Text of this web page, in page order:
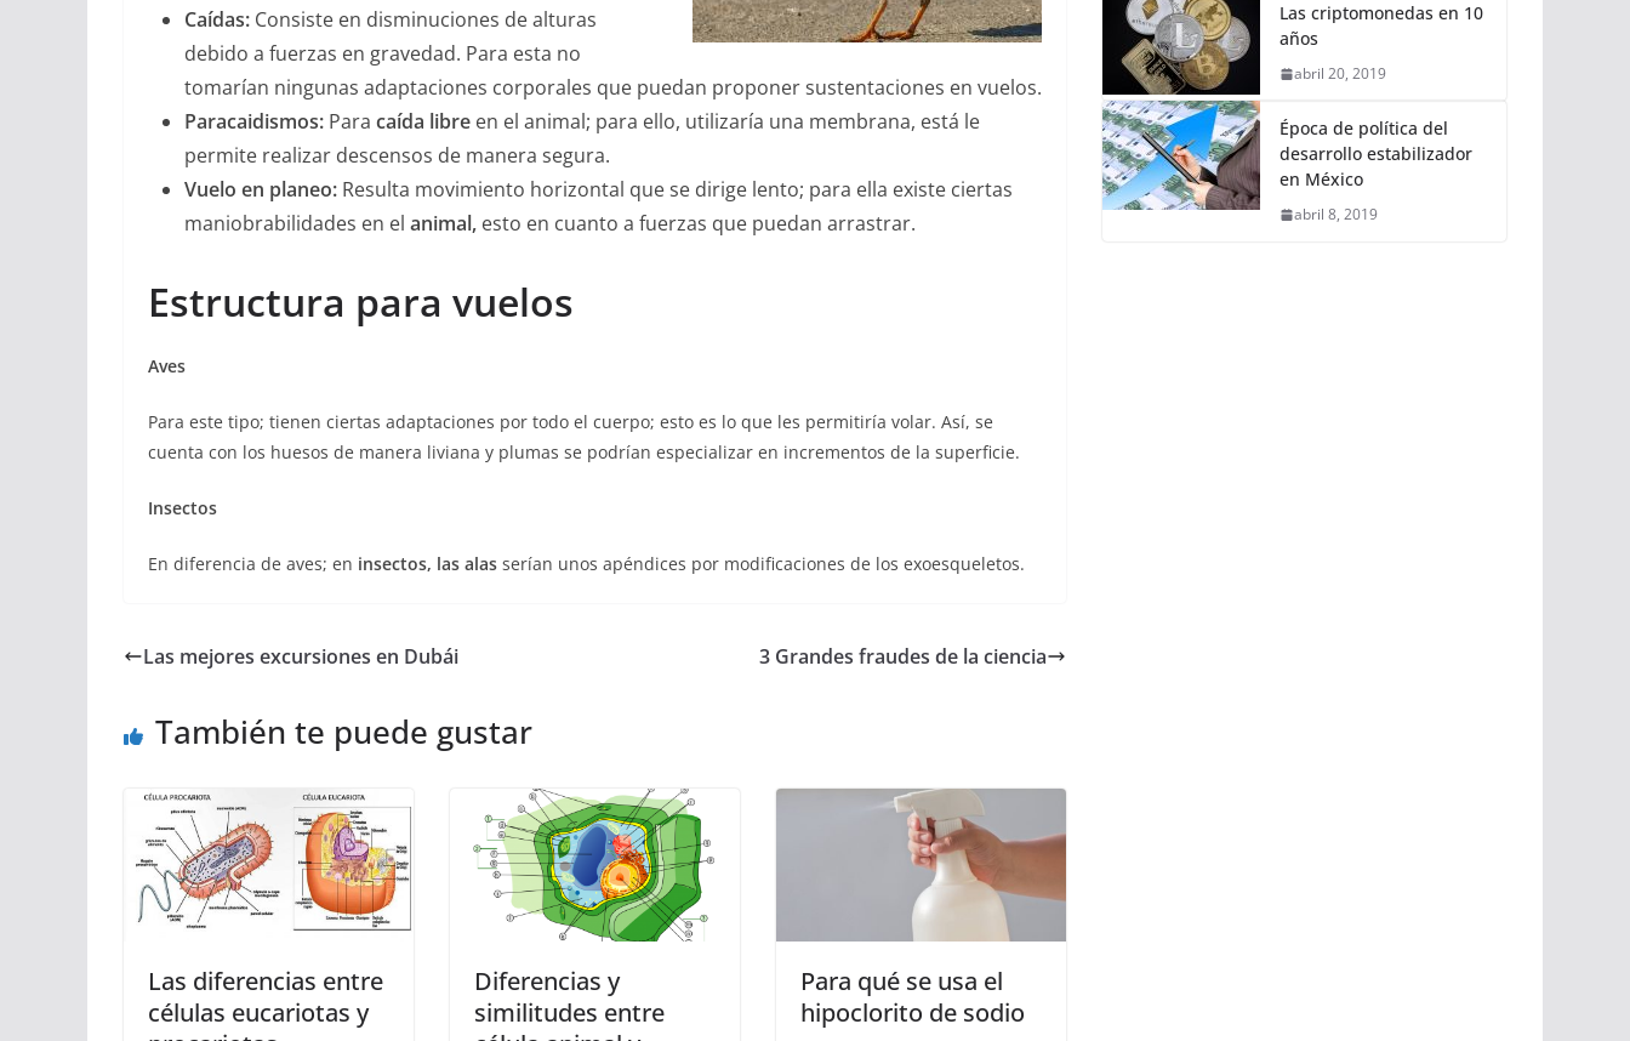
Caídas: Consiste en disminuciones de alturas
debido a fuerzas en gravedad. Para esta no
tomarían ningunas adaptaciones corporales que puedan proponer sustentaciones en vuelos.
Paracaidismos: Para caída libre en el animal; para ello, utilizaría una membrana, está le
permite realizar descensos de manera segura.
Vuelo en planeo: Resulta movimiento horizontal que se dirige lento; para ella existe ciertas
maniobrabilidades en el animal, esto en cuanto a fuerzas que puedan arrastrar.
Estructura para vuelos
Aves
Para este tipo; tienen ciertas adaptaciones por todo el cuerpo; esto es lo que les permitiría volar. Así, se
cuenta con los huesos de manera liviana y plumas se podrían especializar en incrementos de la superficie.
Insectos
En diferencia de aves; en insectos, las alas serían unos apéndices por modificaciones de los exoesqueletos.
Las mejores excursiones en Dubái 3 Grandes fraudes de la ciencia
También te puede gustar
Las diferencias entre
células eucariotas y
Diferencias y
similitudes entre
Para qué se usa el
hipoclorito de sodio
Las criptomonedas en 10
años
abril 20, 2019
Época de política del
desarrollo estabilizador
en México
abril 8, 2019